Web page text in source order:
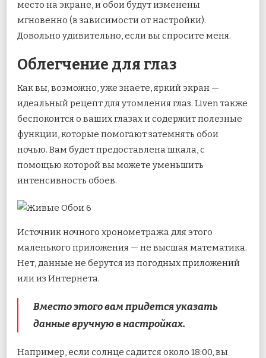
место на экране, и обои будут изменены
мгновенно (в зависимости от настройки).
Довольно удивительно, если вы спросите меня.
Облегчение для глаз
Как вы, возможно, уже знаете, яркий экран —
идеальный рецепт для утомления глаз. Liven также
беспокоится о ваших глазах и содержит полезные
функции, которые помогают затемнять обои
ночью. Вам будет предоставлена ​​шкала, с
помощью которой вы можете уменьшить
интенсивность обоев.
Источник ночного хронометража для этого
маленького приложения — не высшая математика.
Нет, данные не берутся из погодных приложений
или из Интернета.
Вместо этого вам придется указать
данные вручную в настройках.
Например, если солнце садится около 18:00, вы